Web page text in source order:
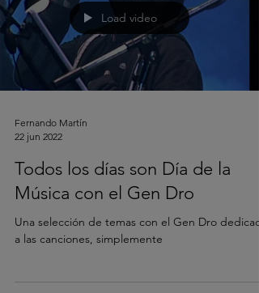
Load video
Fernando Martín
22 jun 2022
Todos los días son Día de la
Música con el Gen Dro
Una selección de temas con el Gen Dro
a las canciones, simplemente